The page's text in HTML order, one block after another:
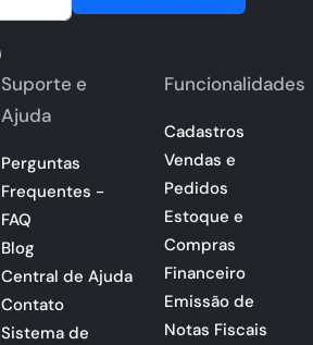
Suporte e
Ajuda
Perguntas
Frequentes -
FAQ
Blog
Central de Ajuda
Contato
Sistema de
Funcionalidades
Cadastros
Vendas e
Pedidos
Estoque e
Compras
Financeiro
Emissão de
Notas Fiscais